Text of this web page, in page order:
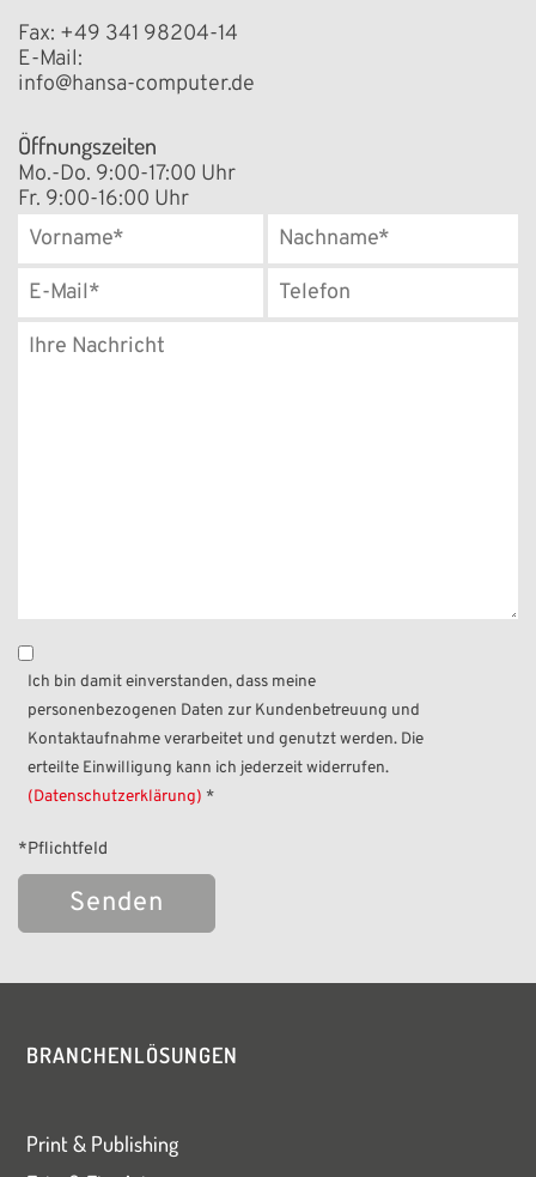
Fax: +49 341 98204-14
E-Mail:
info@hansa-computer.de
Öffnungszeiten
Mo.-Do. 9:00-17:00 Uhr
Fr. 9:00-16:00 Uhr
Ich bin damit einverstanden, dass meine
personenbezogenen Daten zur Kundenbetreuung und
Kontaktaufnahme verarbeitet und genutzt werden. Die
erteilte Einwilligung kann ich jederzeit widerrufen.
(Datenschutzerklärung) *
*Pflichtfeld
dieses
Feld
BRANCHENLÖSUNGEN
Print & Publishing